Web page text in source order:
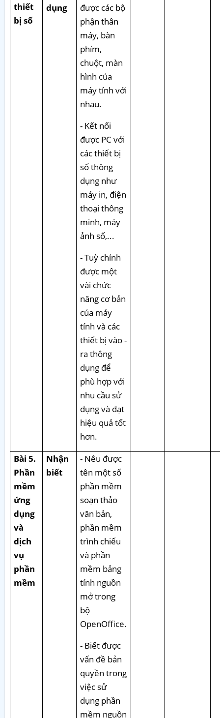
thiết
bị số
dụng
được các bộ
phận thân
máy, bàn
phím,
chuột, màn
hình của
máy tính với
nhau.
- Kết nối
được PC với
các thiết bị
số thông
dụng như
máy in, điện
thoại thông
minh, máy
ảnh số,...
- Tuỳ chỉnh
được một
vài chức
năng cơ bản
của máy
tính và các
thiết bị vào -
ra thông
dụng để
phù hợp với
nhu cầu sử
dụng và đạt
hiệu quả tốt
hơn.
Bài 5.
Phần
mềm
ứng
dụng
và
dịch
vụ
phần
mềm
Nhận
biết
- Nêu được
tên một số
phần mềm
soạn thảo
văn bản,
phần mềm
trình chiếu
và phần
mềm bảng
tính nguồn
mở trong
bộ
OpenOffice.
- Biết được
vấn đề bản
quyền trong
việc sử
dụng phần
mềm nguồn